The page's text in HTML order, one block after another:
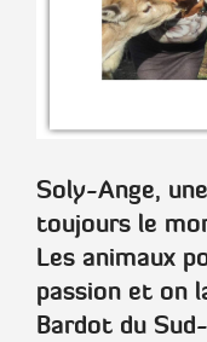
Soly-Ange,
toujours le
Les animaux
passion et on
Bardot du